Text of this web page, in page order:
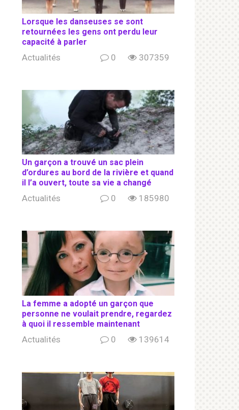
Lorsque les danseuses se sont
retournées les gens ont perdu leur
capacité à parler
Actualités 0 307359
Un garçon a trouvé un sac plein
d’ordures au bord de la rivière et quand
il l’a ouvert, toute sa vie a changé
Actualités 0 185980
La femme a adopté un garçon que
personne ne voulait prendre, regardez
à quoi il ressemble maintenant
Actualités 0 139614